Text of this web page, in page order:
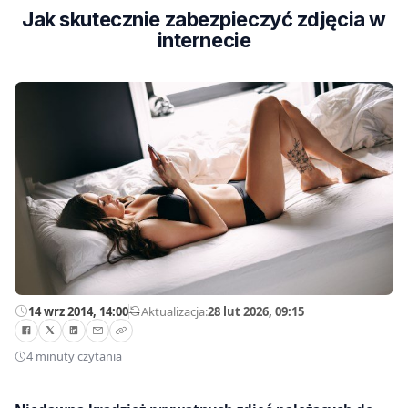
Jak skutecznie zabezpieczyć zdjęcia w
internecie
14 wrz 2014, 14:00—Aktualizacja:28 lut 2026, 09:15
4 minuty czytania